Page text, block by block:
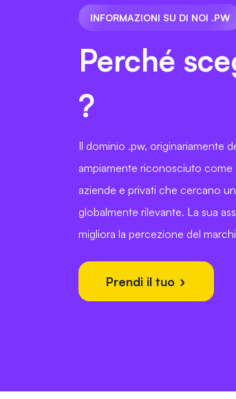
INFORMAZIONI SU DI NOI .PW
Perché
?
Il dominio .pw, originariamente
ampiamente riconosciuto come
aziende e privati che cercano
globalmente rilevante. La sua
migliora la percezione del
Prendi il tuo